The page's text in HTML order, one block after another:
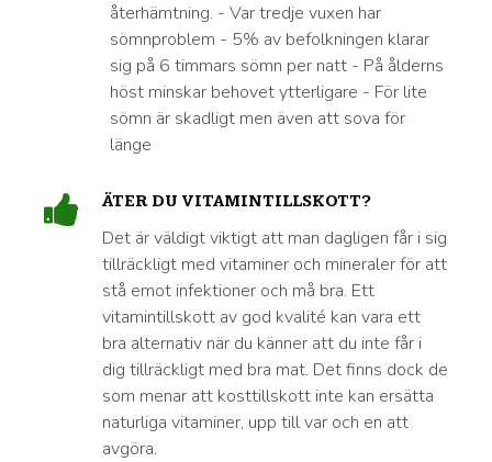
återhämtning. - Var tredje vuxen har
sömnproblem - 5% av befolkningen klarar
sig på 6 timmars sömn per natt - På ålderns
höst minskar behovet ytterligare - För lite
sömn är skadligt men även att sova för
länge
ÄTER DU VITAMINTILLSKOTT?
Det är väldigt viktigt att man dagligen får i sig
tillräckligt med vitaminer och mineraler för att
stå emot infektioner och må bra. Ett
vitamintillskott av god kvalité kan vara ett
bra alternativ när du känner att du inte får i
dig tillräckligt med bra mat. Det finns dock de
som menar att kosttillskott inte kan ersätta
naturliga vitaminer, upp till var och en att
avgöra.